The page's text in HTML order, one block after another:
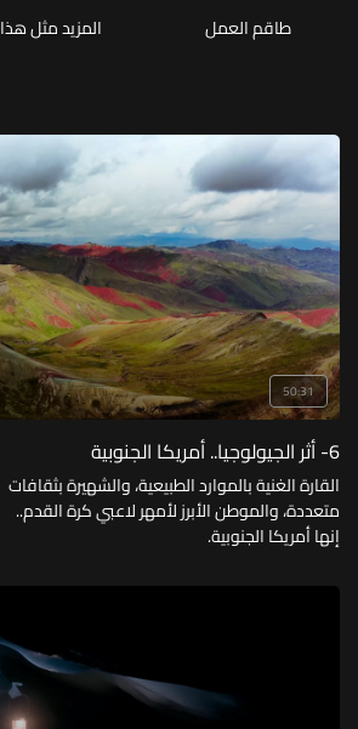
طاقم العمل المزيد مثل هذا
50:31
6- أثر الجيولوجيا.. أمريكا الجنوبية
القارة الغنية بالموارد الطبيعية، والشهيرة بثقافات
متعددة، والموطن الأبرز لأمهر لاعبي كرة القدم..
إنها أمريكا الجنوبية.